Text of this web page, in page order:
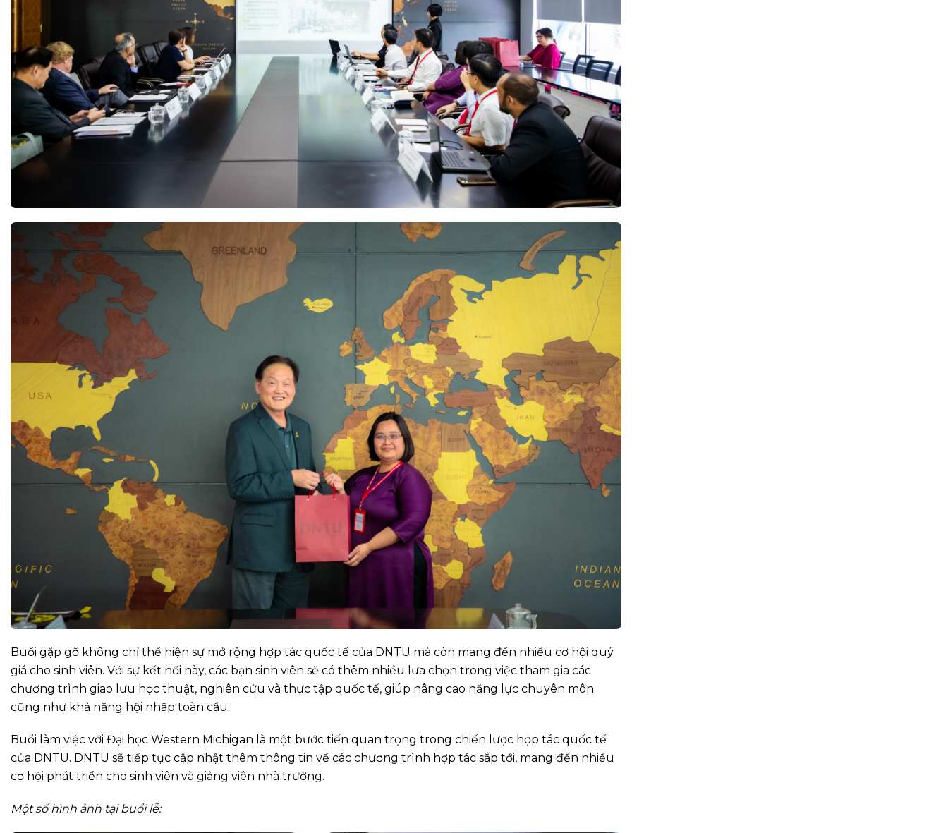
Buổi gặp gỡ không chỉ thể hiện sự mở rộng hợp tác quốc tế của DNTU mà còn mang đến nhiều cơ hội quý
giá cho sinh viên. Với sự kết nối này, các bạn sinh viên sẽ có thêm nhiều lựa chọn trong việc tham gia các
chương trình giao lưu học thuật, nghiên cứu và thực tập quốc tế, giúp nâng cao năng lực chuyên môn
cũng như khả năng hội nhập toàn cầu.
Buổi làm việc với Đại học Western Michigan là một bước tiến quan trọng trong chiến lược hợp tác quốc tế
của DNTU. DNTU sẽ tiếp tục cập nhật thêm thông tin về các chương trình hợp tác sắp tới, mang đến nhiều
cơ hội phát triển cho sinh viên và giảng viên nhà trường.
Một số hình ảnh tại buổi lễ: